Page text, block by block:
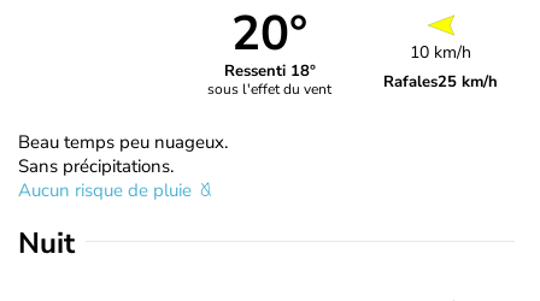
20°
Ressenti 18°
sous l'effet du vent
10 km/h
Rafales25 km/h
Beau temps peu nuageux.
Sans précipitations.
Aucun risque de pluie
Nuit